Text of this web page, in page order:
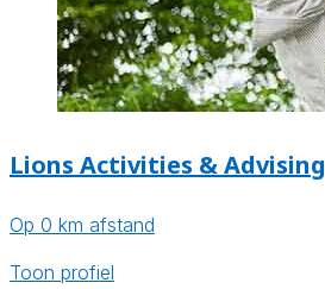
Lions Activities & Advising
Op 0 km afstand
Toon profiel